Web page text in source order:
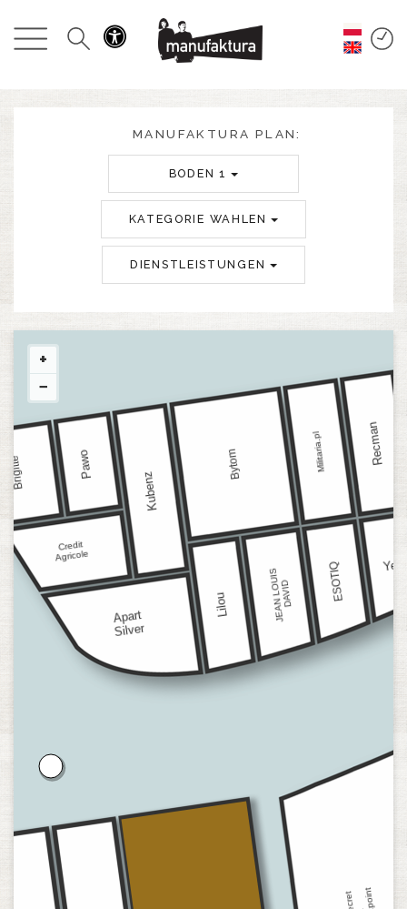
GESCHEHEN
ANGEBOTE
RESTAURANTS
ÜBER UNS
MANUFAKTURA PLAN:
BODEN 1
KATEGORIE WAHLEN
DIENSTLEISTUNGEN
+
−